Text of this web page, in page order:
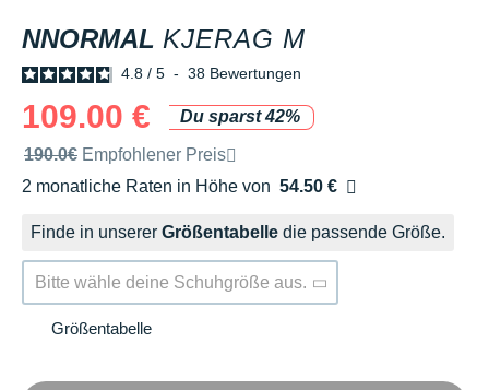
NNORMAL KJERAG M
4.8 / 5 - 38 Bewertungen
109.00 €
Du sparst 42%
Unverbindliche Preisempfehlung der Marke
190.0€ Empfohlener Preis
2 monatliche Raten in Höhe von 54.50 €
Ohne Zusatzkosten
Finde in unserer Größentabelle die passende Größe.
Bitte wähle deine Schuhgröße aus.
Größentabelle